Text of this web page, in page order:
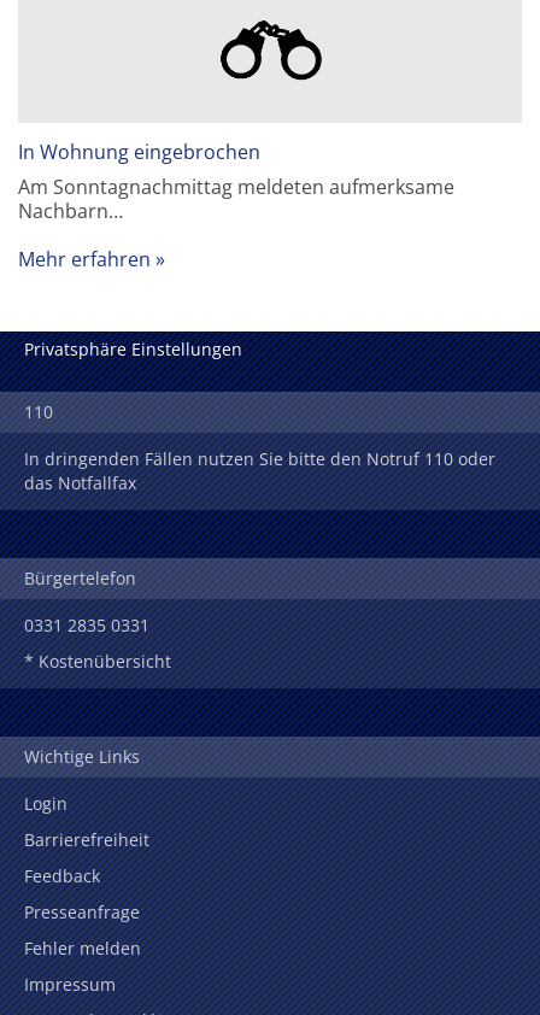
In Wohnung eingebrochen
Am Sonntagnachmittag meldeten aufmerksame
Nachbarn…
Mehr erfahren
Privatsphäre Einstellungen
110
In dringenden Fällen nutzen Sie bitte den Notruf 110 oder
das Notfallfax
Bürgertelefon
0331 2835 0331
* Kostenübersicht
Wichtige Links
Login
Barrierefreiheit
Feedback
Presseanfrage
Fehler melden
Impressum